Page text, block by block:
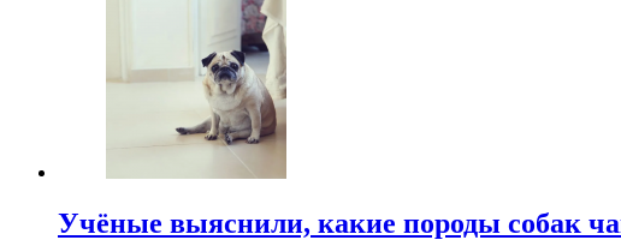
Учёные выяснили, какие породы собак